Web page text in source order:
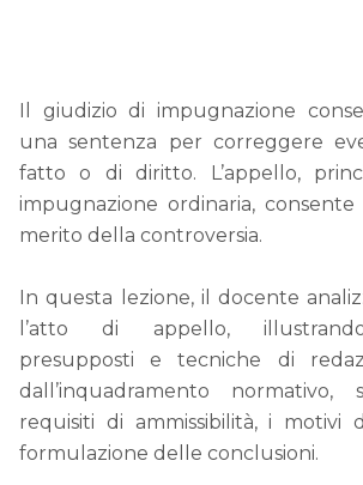
Il giudizio di impugnazione
una sentenza per correggere
fatto o di diritto. L’appello,
impugnazione ordinaria,
merito della controversia.
In questa lezione, il docente
l’atto di appello,
presupposti e tecniche di
dall’inquadramento normativo,
requisiti di ammissibilità, i motivi
formulazione delle conclusioni.